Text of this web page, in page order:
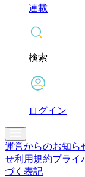
連載
検索
ログイン
運営からのお知ら
せ利用規約プライ
づく表記